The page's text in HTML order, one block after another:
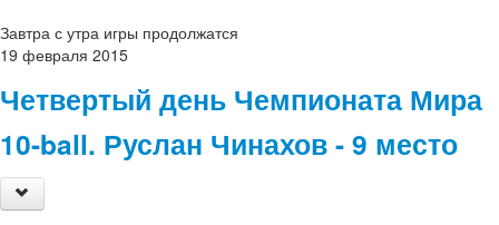
Завтра с утра игры продолжатся
19 февраля 2015
Четвертый день Чемпионата Мира
10-ball. Руслан Чинахов - 9 место